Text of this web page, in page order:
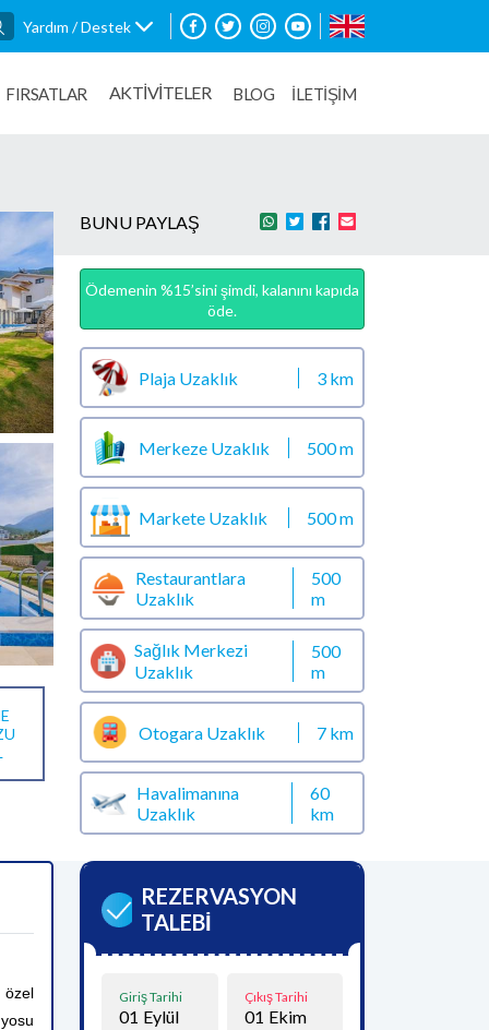
Yardım / Destek
FIRSATLAR AKTİVİTELER BLOG İLETİŞİM
BUNU PAYLAŞ
Ödemenin %15’sini şimdi, kalanını kapıda
öde.
Plaja Uzaklık 3 km
Merkeze Uzaklık 500 m
Markete Uzaklık 500 m
Restaurantlara
Uzaklık
500
m
Sağlık Merkezi
Uzaklık
500
m
Otogara Uzaklık 7 km
Havalimanına
Uzaklık
60
km
özel
REZERVASYON
TALEBİ
Giriş Tarihi
01 Eylül
Çıkış Tarihi
01 Ekim